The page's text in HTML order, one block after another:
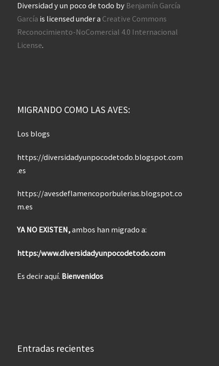
Diversidad y un poco de todo by Benjamín García
García is licensed under a Creative Commons
Reconocimiento-NoComercial 4.0 Internacional
License.
MIGRANDO COMO LAS AVES:
Los blogs
https://diversidadyunpocodetodo.blogspot.com
.es
https://avesdeflamencoporbulerias.blogspot.co
m.es
YA NO EXISTEN,ambos han migrado a:
https:/www.diversidadyunpocodetodo.com
Es decir aquí. Bienvenidos
Entradas recientes